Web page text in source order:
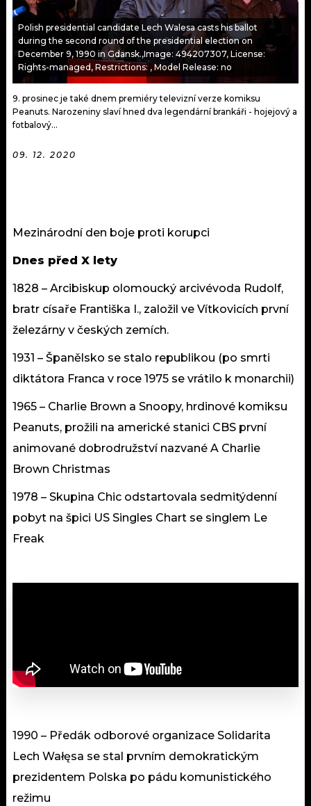
TRENDY
KULTURA
OSTATNÍ
Polish presidential candidate Lech Walesa casts his ballot
during the second round of the presidential election on
December 9, 1990 in Gdansk.,Image: 494207307, License:
Rights-managed, Restrictions: , Model Release: no
9. prosinec je také dnem premiéry televizní verze komiksu
Peanuts. Narozeniny slaví hned dva legendární brankáři - hojejový a
fotbalový...
09. 12. 2020
Mezinárodní den boje proti korupci
Dnes před X lety
1828 – Arcibiskup olomoucký arcivévoda Rudolf,
bratr císaře Františka I., založil ve Vítkovicích první
železárny v českých zemích.
1931 – Španělsko se stalo republikou (po smrti
diktátora Franca v roce 1975 se vrátilo k monarchii)
1965 – Charlie Brown a Snoopy, hrdinové komiksu
Peanuts, prožili na americké stanici CBS první
animované dobrodružství nazvané A Charlie
Brown Christmas
1978 – Skupina Chic odstartovala sedmitýdenní
pobyt na špici US Singles Chart se singlem Le
Freak
1990 – Předák odborové organizace Solidarita
Lech Wałęsa se stal prvním demokratickým
prezidentem Polska po pádu komunistického
režimu